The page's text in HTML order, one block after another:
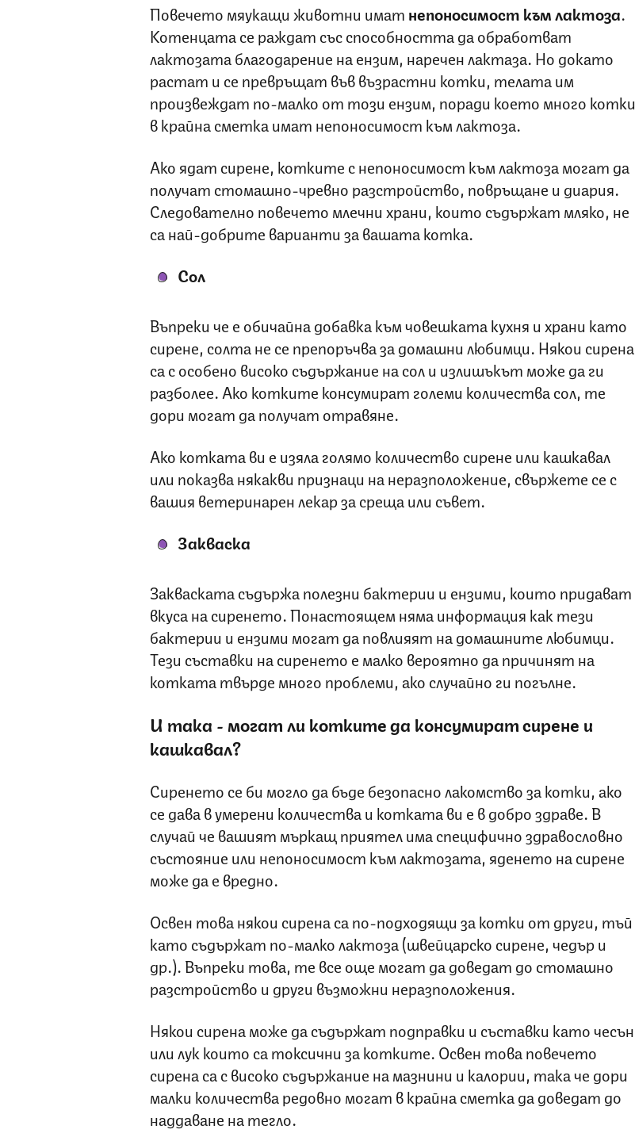
Повечето мяукащи животни имат непоносимост към лактоза.
Котенцата се раждат със способността да обработват
лактозата благодарение на ензим, наречен лактаза. Но докато
растат и се превръщат във възрастни котки, телата им
произвеждат по-малко от този ензим, поради което много котки
в крайна сметка имат непоносимост към лактоза.
Ако ядат сирене, котките с непоносимост към лактоза могат да
получат стомашно-чревно разстройство, повръщане и диария.
Следователно повечето млечни храни, които съдържат мляко, не
са най-добрите варианти за вашата котка.
Сол
Въпреки че е обичайна добавка към човешката кухня и храни като
сирене, солта не се препоръчва за домашни любимци. Някои сирена
са с особено високо съдържание на сол и излишъкът може да ги
разболее. Ако котките консумират големи количества сол, те
дори могат да получат отравяне.
Ако котката ви е изяла голямо количество сирене или кашкавал
или показва някакви признаци на неразположение, свържете се с
вашия ветеринарен лекар за среща или съвет.
Закваска
Закваската съдържа полезни бактерии и ензими, които придават
вкуса на сиренето. Понастоящем няма информация как тези
бактерии и ензими могат да повлияят на домашните любимци.
Тези съставки на сиренето е малко вероятно да причинят на
котката твърде много проблеми, ако случайно ги погълне.
И така - могат ли котките да консумират сирене и
кашкавал?
Сиренето се би могло да бъде безопасно лакомство за котки, ако
се дава в умерени количества и котката ви е в добро здраве. В
случай че вашият мъркащ приятел има специфично здравословно
състояние или непоносимост към лактозата, яденето на сирене
може да е вредно.
Освен това някои сирена са по-подходящи за котки от други, тъй
като съдържат по-малко лактоза (швейцарско сирене, чедър и
др.). Въпреки това, те все още могат да доведат до стомашно
разстройство и други възможни неразположения.
Някои сирена може да съдържат подправки и съставки като чесън
или лук които са токсични за котките. Освен това повечето
сирена са с високо съдържание на мазнини и калории, така че дори
малки количества редовно могат в крайна сметка да доведат до
наддаване на тегло.